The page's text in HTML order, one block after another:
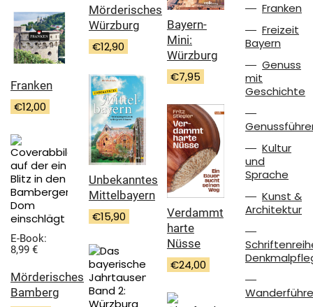
Mörderisches
Würzburg
€12,90
Bayern-
Mini:
Würzburg
€7,95
Franken
€12,00
Unbekanntes
Mittelbayern
€15,90
Verdammt
harte
Nüsse
€24,00
E-Book:
8,99 €
Mörderisches
Bamberg
Franken
Freizeit
Bayern
Genuss
mit
Geschichte
Kultur
und
Sprache
Kunst &
Architektur